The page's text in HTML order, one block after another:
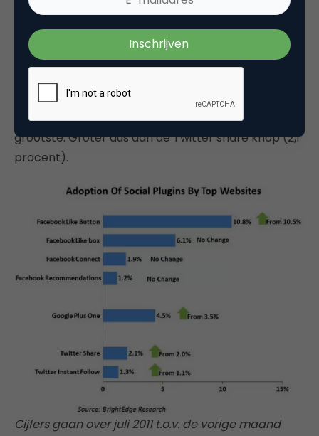
dat de helft van de top 10.000 websites een link
naar hun Facebook pagina heeft. Daarnaast heeft
40 procent een link naar haar Twitter account.
Plus One knop (4,5 procent) na de Facebook Like
Box (6,1 procent) en Like Button (10,8 procent) de
grootste. Groter dus dan de Twitter share knop (2,1
procent).
Cijfers gaan over juli 2011 t.o.v. de vorige maand